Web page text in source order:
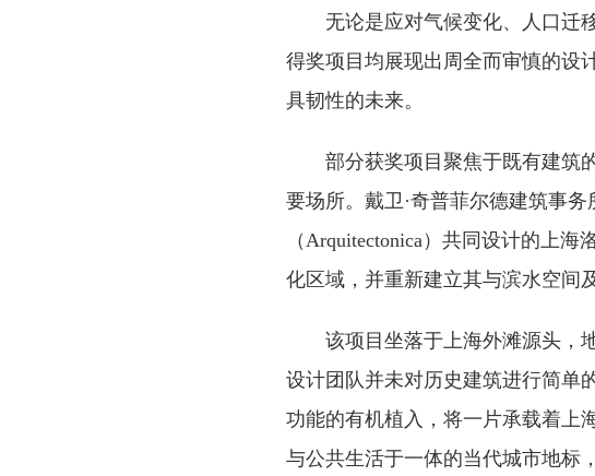
无论是应对气候变化、人口迁
得奖项目均展现出周全而审慎的设
具韧性的未来。
部分获奖项目聚焦于既有建筑
要场所。戴卫·奇普菲尔德建筑事务
（Arquitectonica）共同设计的上
化区域，并重新建立其与滨水空间
该项目坐落于上海外滩源头，
设计团队并未对历史建筑进行简单
功能的有机植入，将一片承载着上
与公共生活于一体的当代城市地标